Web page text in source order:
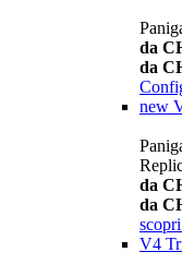
da
da
new
da
da
V4